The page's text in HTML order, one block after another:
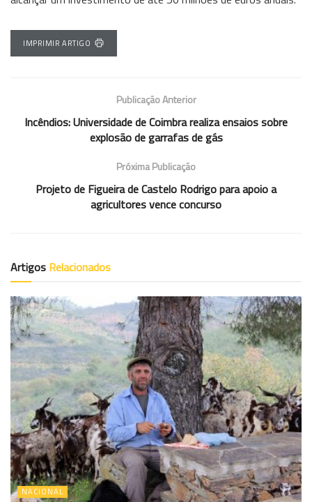
IMPRIMIR ARTIGO
Publicação Anterior
Incêndios: Universidade de Coimbra realiza ensaios sobre
explosão de garrafas de gás
Próxima Publicação
Projeto de Figueira de Castelo Rodrigo para apoio a
agricultores vence concurso
Artigos Relacionados
NACIONAL